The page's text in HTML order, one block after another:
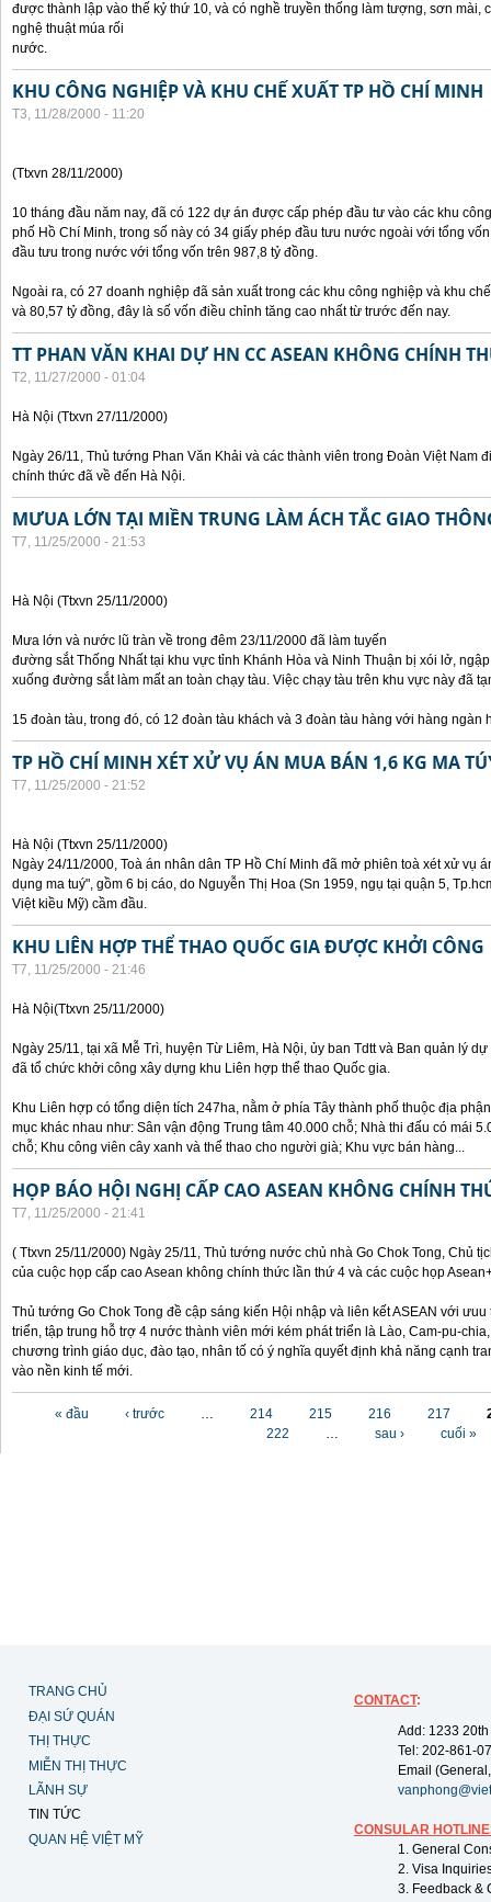
được thành lập vào thế kỷ thứ 10, và có nghề truyền thống làm tượng, sơn mài,
nghệ thuật múa rối
nước.
KHU CÔNG NGHIỆP VÀ KHU CHẾ XUẤT TP HỒ CHÍ MINH
T3, 11/28/2000 - 11:20
(Ttxvn 28/11/2000)
10 tháng đầu năm nay, đã có 122 dự án được cấp phép đầu tư vào các khu
phố Hồ Chí Minh, trong số này có 34 giấy phép đầu tưu nước ngoài với tổng
đầu tưu trong nước với tổng vốn trên 987,8 tỷ đồng.
Ngoài ra, có 27 doanh nghiệp đã sản xuất trong các khu công nghiệp và khu
và 80,57 tỷ đồng, đây là số vốn điều chỉnh tăng cao nhất từ trước đến nay.
TT PHAN VĂN KHAI DỰ HN CC ASEAN KHÔNG CHÍNH
T2, 11/27/2000 - 01:04
Hà Nội (Ttxvn 27/11/2000)
Ngày 26/11, Thủ tướng Phan Văn Khải và các thành viên trong Đoàn Việt Nam
chính thức đã về đến Hà Nội.
MƯUA LỚN TẠI MIỀN TRUNG LÀM ÁCH TẮC GIAO
T7, 11/25/2000 - 21:53
Hà Nội (Ttxvn 25/11/2000)
Mưa lớn và nước lũ tràn về trong đêm 23/11/2000 đã làm tuyến
đường sắt Thống Nhất tại khu vực tỉnh Khánh Hòa và Ninh Thuận bị xói lở,
xuống đường sắt làm mất an toàn chạy tàu. Việc chạy tàu trên khu vực này đã
15 đoàn tàu, trong đó, có 12 đoàn tàu khách và 3 đoàn tàu hàng với hàng
TP HỒ CHÍ MINH XÉT XỬ VỤ ÁN MUA BÁN 1,6 KG MA
T7, 11/25/2000 - 21:52
Hà Nội (Ttxvn 25/11/2000)
Ngày 24/11/2000, Toà án nhân dân TP Hồ Chí Minh đã mở phiên toà xét xử vụ
dụng ma tuý", gồm 6 bị cáo, do Nguyễn Thị Hoa (Sn 1959, ngụ tại quận 5,
Việt kiều Mỹ) cầm đầu.
KHU LIÊN HỢP THỂ THAO QUỐC GIA ĐƯỢC KHỞI CÔNG
T7, 11/25/2000 - 21:46
Hà Nội(Ttxvn 25/11/2000)
Ngày 25/11, tại xã Mễ Trì, huyện Từ Liêm, Hà Nội, ủy ban Tdtt và Ban quản lý
đã tổ chức khởi công xây dựng khu Liên hợp thể thao Quốc gia.
Khu Liên hợp có tổng diện tích 247ha, nằm ở phía Tây thành phố thuộc địa
mục khác nhau như: Sân vận động Trung tâm 40.000 chỗ; Nhà thi đấu có mái
chỗ; Khu công viên cây xanh và thể thao cho người già; Khu vực bán hàng...
HỌP BÁO HỘI NGHỊ CẤP CAO ASEAN KHÔNG CHÍNH
T7, 11/25/2000 - 21:41
( Ttxvn 25/11/2000) Ngày 25/11, Thủ tướng nước chủ nhà Go Chok Tong, Chủ
của cuộc họp cấp cao Asean không chính thức lần thứ 4 và các cuộc họp
Thủ tướng Go Chok Tong đề cập sáng kiến Hội nhập và liên kết ASEAN với
triển, tập trung hỗ trợ 4 nước thành viên mới kém phát triển là Lào, Cam-pu-
chương trình giáo dục, đào tạo, nhân tố có ý nghĩa quyết định khả năng cạnh
vào nền kinh tế mới.
« đầu ‹ trước … 214 215 216 217
222
… sau › cuối »
TRANG CHỦ
ĐẠI SỨ QUÁN
THỊ THỰC
MIỄN THỊ THỰC
LÃNH SỰ
TIN TỨC
QUAN HỆ VIỆT MỸ
CONTACT:
Add: 1233
Tel: 202-861-
Email
CONSULAR
1. General
2. Visa
3. Feedback &